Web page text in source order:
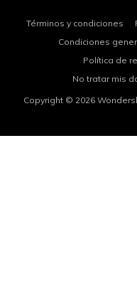
Términos y condiciones
Condiciones
Política de
No tratar mis
Copyright © 2026